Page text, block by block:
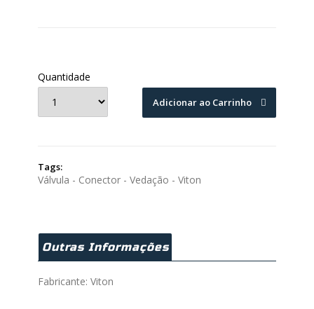
Quantidade
Adicionar ao Carrinho
Tags:
Válvula - Conector - Vedação - Viton
Outras Informações
Fabricante: Viton